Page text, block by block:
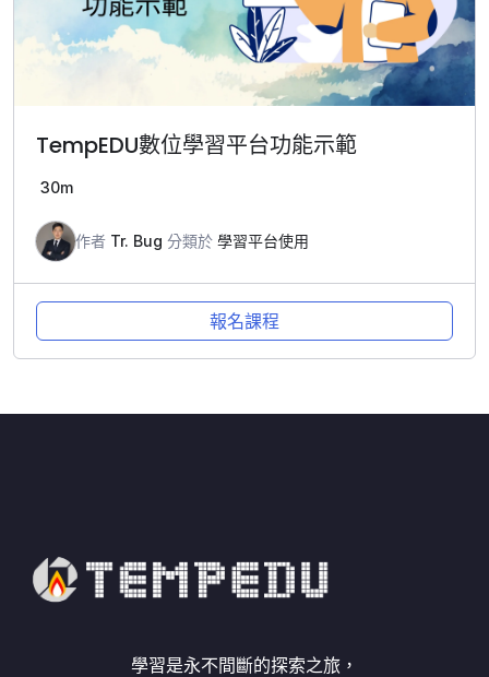
TempEDU數位學習平台功能示範
30m
作者 Tr. Bug 分類於 學習平台使用
報名課程
學習是永不間斷的探索之旅，